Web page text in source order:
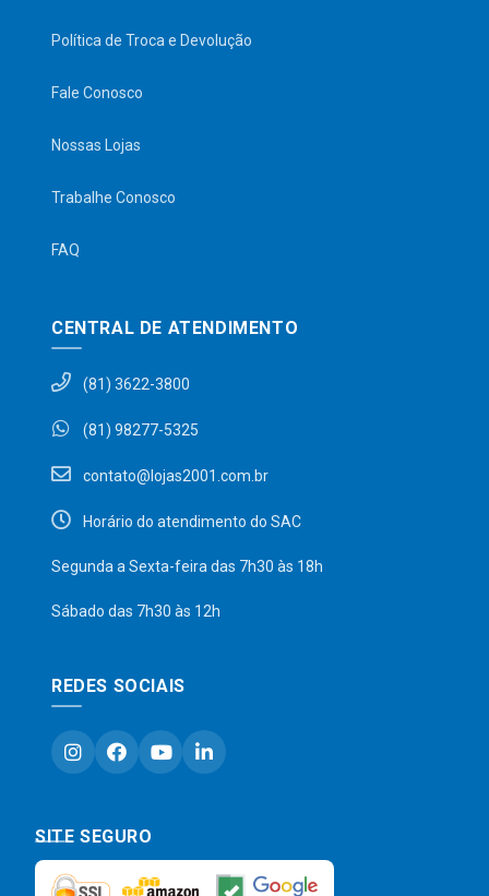
Política de Troca e Devolução
Fale Conosco
Nossas Lojas
Trabalhe Conosco
FAQ
CENTRAL DE ATENDIMENTO
(81) 3622-3800
(81) 98277-5325
contato@lojas2001.com.br
Horário do atendimento do SAC
Segunda a Sexta-feira das 7h30 às 18h
Sábado das 7h30 às 12h
REDES SOCIAIS
SITE SEGURO